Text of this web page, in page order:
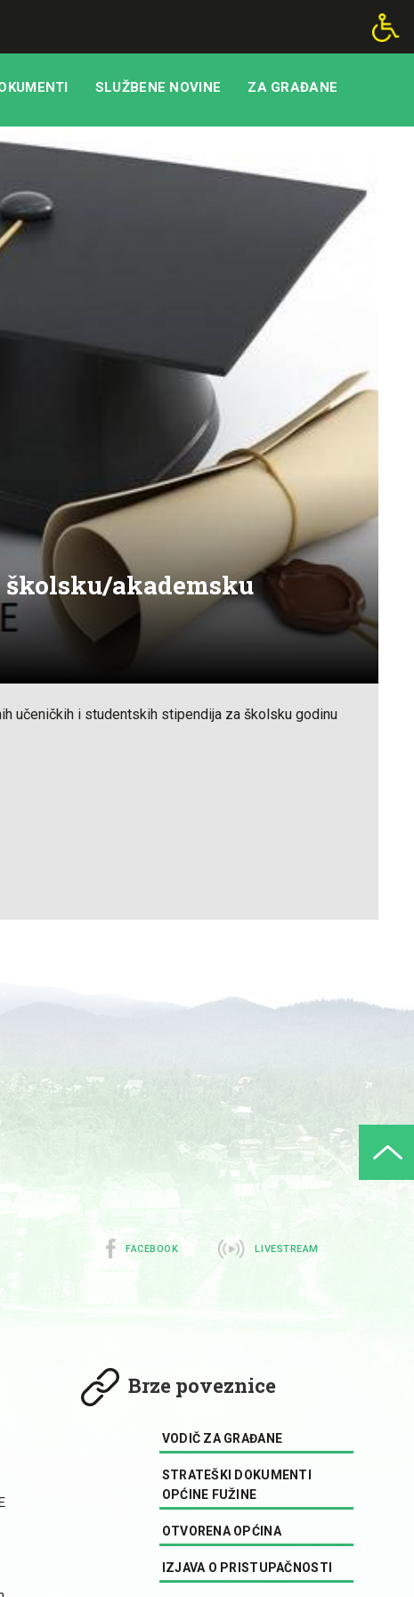
SLUŽBENE NOVINE ZA GRAĐANE
akademsku
učeničkih i studentskih stipendija za školsku godinu
FACEBOOK LIVESTREAM
Brze poveznice
VODIČ ZA GRAĐANE
STRATEŠKI DOKUMENTI
OPĆINE FUŽINE
OTVORENA OPĆINA
IZJAVA O PRISTUPAČNOSTI